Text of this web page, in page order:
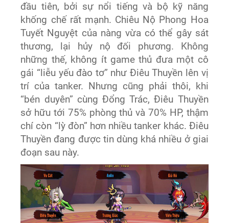
đầu tiên, bởi sự nổi tiếng và bộ kỹ năng
khống chế rất mạnh. Chiêu Nộ Phong Hoa
Tuyết Nguyệt của nàng vừa có thể gây sát
thương, lại hủy nộ đối phương. Không
những thế, không ít game thủ đưa một cô
gái “liễu yếu đào tơ” như Điêu Thuyền lên vị
trí của tanker. Nhưng cũng phải thôi, khi
“bén duyên” cùng Đổng Trác, Điêu Thuyền
sở hữu tới 75% phòng thủ và 70% HP, thậm
chí còn “lỳ đòn” hơn nhiều tanker khác. Điêu
Thuyền đang được tin dùng khá nhiều ở giai
đoạn sau này.